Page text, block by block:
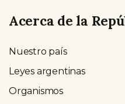
Acerca de la
Nuestro país
Leyes argentinas
Organismos